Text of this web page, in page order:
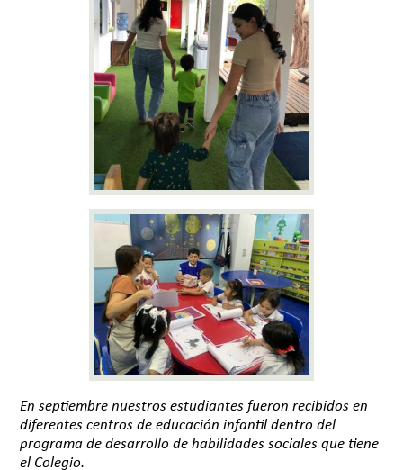
En septiembre nuestros estudiantes fueron recibidos en
diferentes centros de educación infantil dentro del
programa de desarrollo de habilidades sociales que tiene
el Colegio.